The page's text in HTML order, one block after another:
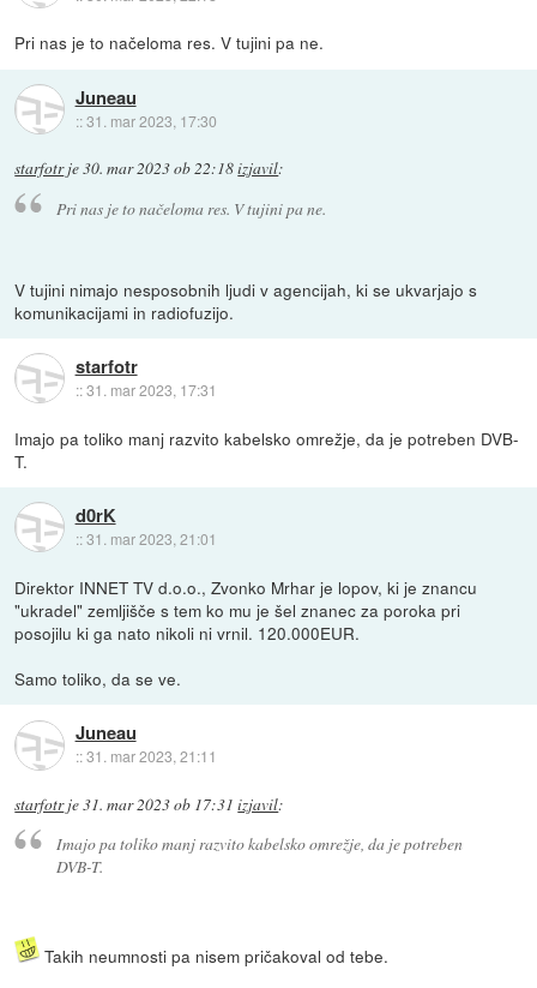
Pri nas je to načeloma res. V tujini pa ne.
Juneau
::31. mar 2023, 17:30
starfotrje30. mar 2023 ob 22:18izjavil:
Pri nas je to načeloma res. V tujini pa ne.
V tujini nimajo nesposobnih ljudi v agencijah, ki se ukvarjajo s
komunikacijami in radiofuzijo.
starfotr
::31. mar 2023, 17:31
Imajo pa toliko manj razvito kabelsko omrežje, da je potreben DVB-
T.
d0rK
::31. mar 2023, 21:01
Direktor INNET TV d.o.o., Zvonko Mrhar je lopov, ki je znancu
"ukradel" zemljišče s tem ko mu je šel znanec za poroka pri
posojilu ki ga nato nikoli ni vrnil. 120.000EUR.
Samo toliko, da se ve.
Juneau
::31. mar 2023, 21:11
starfotrje31. mar 2023 ob 17:31 izjavil:
Imajo pa toliko manj razvito kabelsko omrežje, da je potreben
DVB-T.
Takih neumnosti pa nisem pričakoval od tebe.